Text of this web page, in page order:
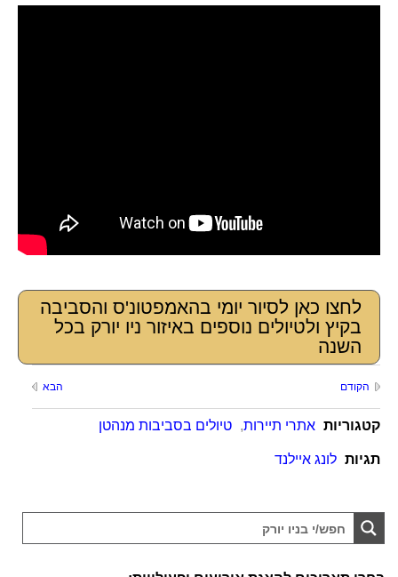
לחצו כאן לסיור יומי בהאמפטונ'ס והסביבה
בקיץ ולטיולים נוספים באיזור ניו יורק בכל
השנה
הקודם הבא
קטגוריות אתרי תיירות, טיולים בסביבות מנהטן
תגיות לונג איילנד